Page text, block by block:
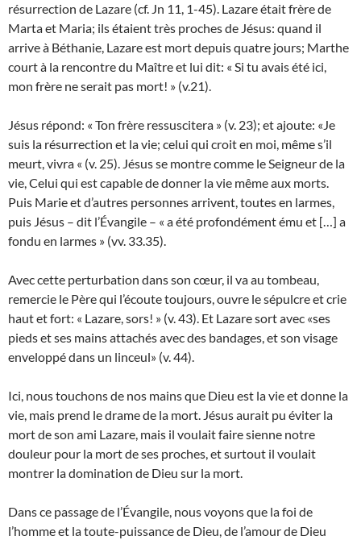
résurrection de Lazare (cf. Jn 11, 1-45). Lazare était frère de
Marta et Maria; ils étaient très proches de Jésus: quand il
arrive à Béthanie, Lazare est mort depuis quatre jours; Marthe
court à la rencontre du Maître et lui dit: « Si tu avais été ici,
mon frère ne serait pas mort! » (v.21).
Jésus répond: « Ton frère ressuscitera » (v. 23); et ajoute: «Je
suis la résurrection et la vie; celui qui croit en moi, même s’il
meurt, vivra « (v. 25). Jésus se montre comme le Seigneur de la
vie, Celui qui est capable de donner la vie même aux morts.
Puis Marie et d’autres personnes arrivent, toutes en larmes,
puis Jésus – dit l’Évangile – « a été profondément ému et […] a
fondu en larmes » (vv. 33.35).
Avec cette perturbation dans son cœur, il va au tombeau,
remercie le Père qui l’écoute toujours, ouvre le sépulcre et crie
haut et fort: « Lazare, sors! » (v. 43). Et Lazare sort avec «ses
pieds et ses mains attachés avec des bandages, et son visage
enveloppé dans un linceul» (v. 44).
Ici, nous touchons de nos mains que Dieu est la vie et donne la
vie, mais prend le drame de la mort. Jésus aurait pu éviter la
mort de son ami Lazare, mais il voulait faire sienne notre
douleur pour la mort de ses proches, et surtout il voulait
montrer la domination de Dieu sur la mort.
Dans ce passage de l’Évangile, nous voyons que la foi de
l’homme et la toute-puissance de Dieu, de l’amour de Dieu